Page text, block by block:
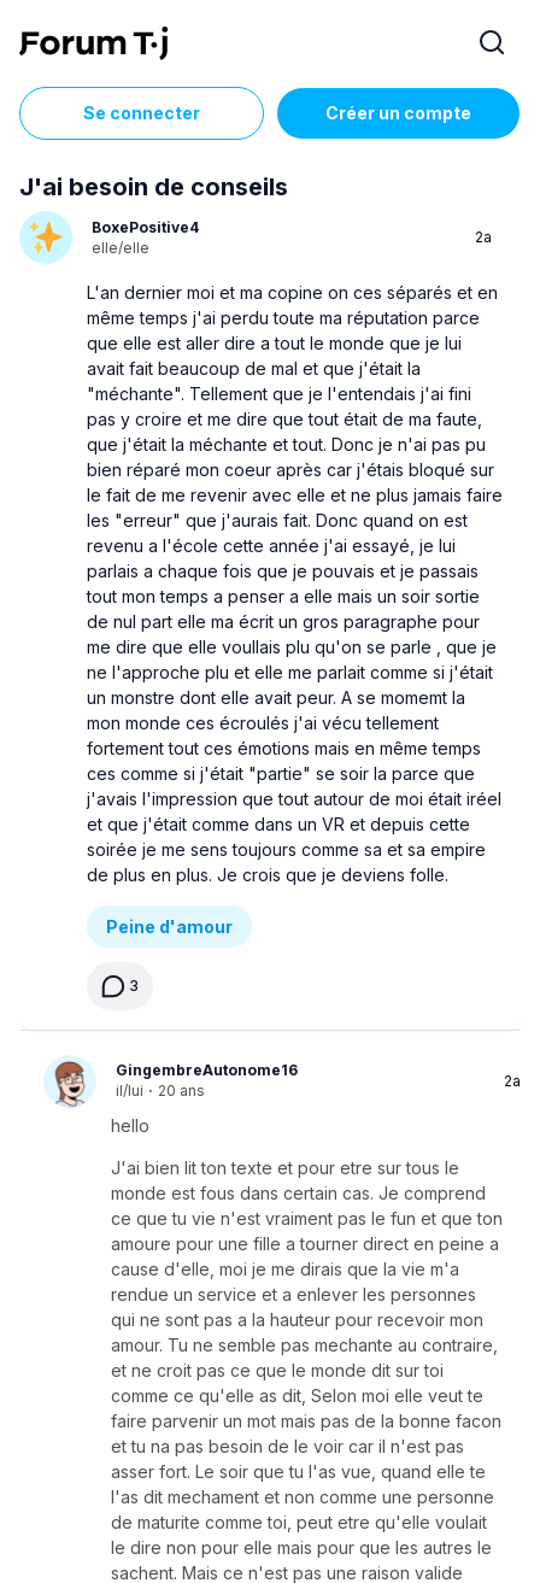
Se connecter Créer un compte
J'ai besoin de conseils
BoxePositive4
elle/elle
2a
L'an dernier moi et ma copine on ces séparés et en
même temps j'ai perdu toute ma réputation parce
que elle est aller dire a tout le monde que je lui
avait fait beaucoup de mal et que j'était la
"méchante". Tellement que je l'entendais j'ai fini
pas y croire et me dire que tout était de ma faute,
que j'était la méchante et tout. Donc je n'ai pas pu
bien réparé mon coeur après car j'étais bloqué sur
le fait de me revenir avec elle et ne plus jamais faire
les "erreur" que j'aurais fait. Donc quand on est
revenu a l'école cette année j'ai essayé, je lui
parlais a chaque fois que je pouvais et je passais
tout mon temps a penser a elle mais un soir sortie
de nul part elle ma écrit un gros paragraphe pour
me dire que elle voullais plu qu'on se parle , que je
ne l'approche plu et elle me parlait comme si j'était
un monstre dont elle avait peur. A se momemt la
mon monde ces écroulés j'ai vécu tellement
fortement tout ces émotions mais en même temps
ces comme si j'était "partie" se soir la parce que
j'avais l'impression que tout autour de moi était iréel
et que j'était comme dans un VR et depuis cette
soirée je me sens toujours comme sa et sa empire
de plus en plus. Je crois que je deviens folle.
Peine d'amour
3
GingembreAutonome16
il/lui · 20 ans
2a
hello
J'ai bien lit ton texte et pour etre sur tous le
monde est fous dans certain cas. Je comprend
ce que tu vie n'est vraiment pas le fun et que ton
amoure pour une fille a tourner direct en peine a
cause d'elle, moi je me dirais que la vie m'a
rendue un service et a enlever les personnes
qui ne sont pas a la hauteur pour recevoir mon
amour. Tu ne semble pas mechante au contraire,
et ne croit pas ce que le monde dit sur toi
comme ce qu'elle as dit, Selon moi elle veut te
faire parvenir un mot mais pas de la bonne facon
et tu na pas besoin de le voir car il n'est pas
asser fort. Le soir que tu l'as vue, quand elle te
l'as dit mechament et non comme une personne
de maturite comme toi, peut etre qu'elle voulait
le dire non pour elle mais pour que les autres le
sachent. Mais ce n'est pas une raison valide